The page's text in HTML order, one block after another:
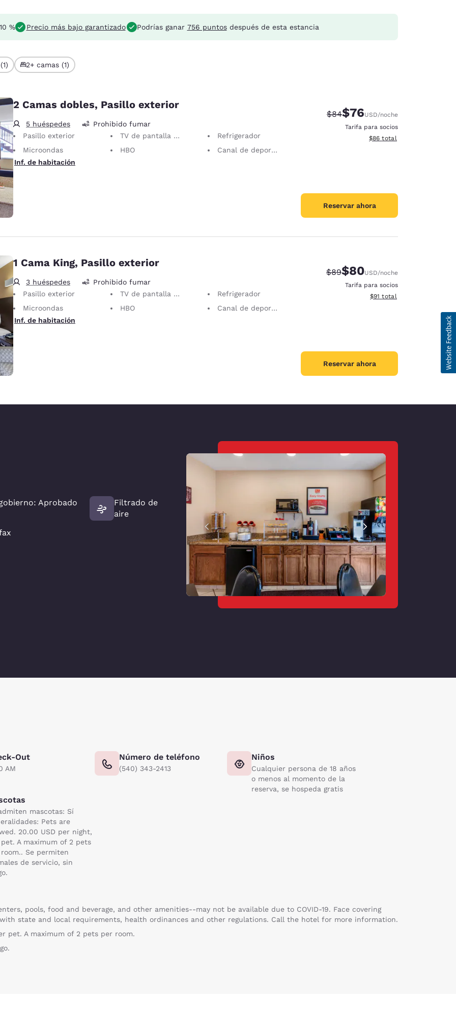
% Precio más bajo garantizado Podrías ganar 756 puntosdespués de esta estancia
2+ camas (1)
2 Camas dobles, Pasillo exterior
5 huéspedes
Prohibido fumar
Pasillo exterior
TV de pantalla plana
Refrigerador
Microondas
HBO
Canal de deportes
Inf. de habitación
Precio tachado:
$84Precio con descuento:
$76USD/noche
Tarifa para socios
Ver detalles del total
$86 total
Reservar ahora
1 Cama King, Pasillo exterior
3 huéspedes
Prohibido fumar
Pasillo exterior
TV de pantalla plana
Refrigerador
Microondas
HBO
Canal de deportes
Inf. de habitación
Precio tachado:
$89Precio con descuento:
$80USD/noche
Tarifa para socios
Ver detalles del total
$91 total
Reservar ahora
Aprobado
Filtrado de
aire
Out
AM
Número de teléfono
(540) 343-2413
Niños
Cualquier persona de 18 años
o menos al momento de la
reserva, se hospeda gratis
mascotas: Sí
Pets are
20.00 USD per night,
A maximum of 2 pets
Se permiten
de servicio, sin
pools, food and beverage, and other amenities--may not be available due to COVID-19. Face covering
state and local requirements, health ordinances and other regulations. Call the hotel for more information.
pet. A maximum of 2 pets per room.